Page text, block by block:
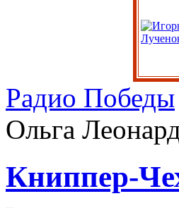
Радио Победы
Ольга
Книппер-